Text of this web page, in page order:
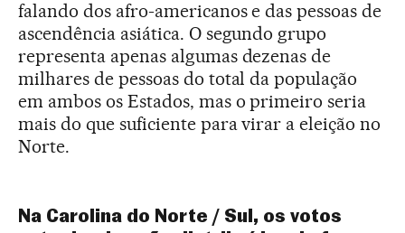
falando dos afro-americanos e das pessoas de
ascendência asiática. O segundo grupo
representa apenas algumas dezenas de
milhares de pessoas do total da população
em ambos os Estados, mas o primeiro seria
mais do que suficiente para virar a eleição no
Norte.